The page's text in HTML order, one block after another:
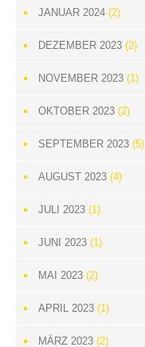
JANUAR 2024 (2)
DEZEMBER 2023 (2)
NOVEMBER 2023 (1)
OKTOBER 2023 (2)
SEPTEMBER 2023 (5)
AUGUST 2023 (4)
JULI 2023 (1)
JUNI 2023 (1)
MAI 2023 (2)
APRIL 2023 (1)
MÄRZ 2023 (2)